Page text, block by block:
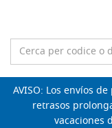
AVISO: Los envíos
retrasos
vacaciones